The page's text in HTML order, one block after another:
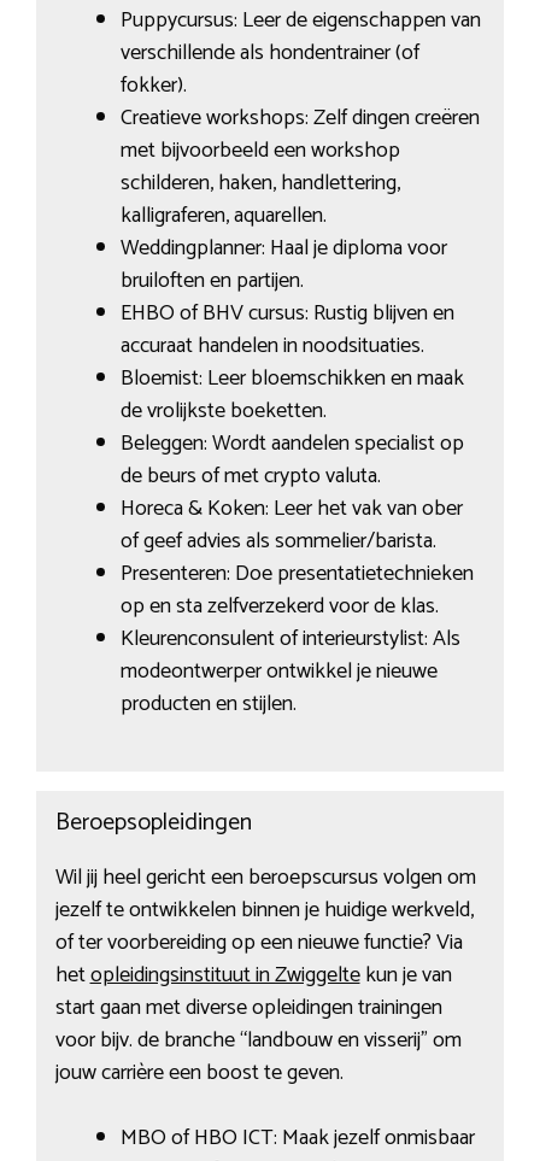
Puppycursus: Leer de eigenschappen van
verschillende als hondentrainer (of
fokker).
Creatieve workshops: Zelf dingen creëren
met bijvoorbeeld een workshop
schilderen, haken, handlettering,
kalligraferen, aquarellen.
Weddingplanner: Haal je diploma voor
bruiloften en partijen.
EHBO of BHV cursus: Rustig blijven en
accuraat handelen in noodsituaties.
Bloemist: Leer bloemschikken en maak
de vrolijkste boeketten.
Beleggen: Wordt aandelen specialist op
de beurs of met crypto valuta.
Horeca & Koken: Leer het vak van ober
of geef advies als sommelier/barista.
Presenteren: Doe presentatietechnieken
op en sta zelfverzekerd voor de klas.
Kleurenconsulent of interieurstylist: Als
modeontwerper ontwikkel je nieuwe
producten en stijlen.
Beroepsopleidingen
Wil jij heel gericht een beroepscursus volgen om
jezelf te ontwikkelen binnen je huidige werkveld,
of ter voorbereiding op een nieuwe functie? Via
hetopleidingsinstituut in Zwiggeltekun je van
start gaan met diverse opleidingen trainingen
voor bijv. de branche “landbouw en visserij” om
jouw carrière een boost te geven.
MBO of HBO ICT: Maak jezelf onmisbaar